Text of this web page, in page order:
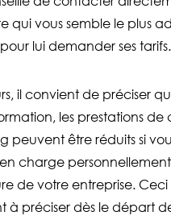
qui vous semble le plus
lui demander ses tarifs.
il convient de préciser
les prestations
peuvent être réduits si
charge
de votre entreprise.
à préciser dès le départ